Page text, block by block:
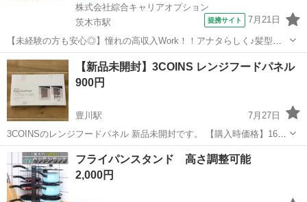
株式会社綜合キャリアオプション
茨木市駅
提携サイト 7月21日
【未経験の方も安心◎】憧れの高収入Work！！アナタらしく♪髪型自
由☆ 自動車フレームの加工・バリ取り 【業務内容詳細】 自動車用の
シートやドアのフレームを機械にセットしてプレスや溶接をする機械
オペレーター、検査・バリ取...
大阪 茨木市 茨木市駅 その他
【新品未開封】3COINS レンジフードパネル
900円
豊川駅
7月27日
3COINSのレンジフードパネル 新品未開封です。 【購入時価格】1600
円(税込み) 【サイズ】高さ：50.5cm、幅：30cm、奥行き：4.5cm
【傷などの状態】新品未使用 よろしくおねがいします。
大阪 茨木市 豊川駅 その他
フライパンスタンド 高さ調整可能
2,000円